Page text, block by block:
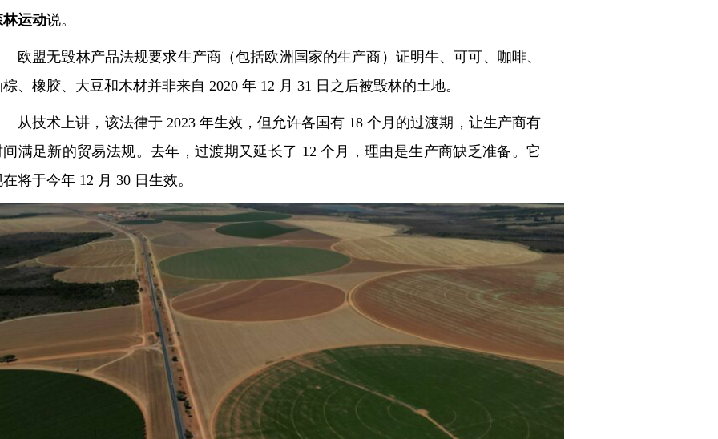
林运动说。
欧盟无毁林产品法规要求生产商（包括欧洲国家的生产商）证明牛、可可、咖啡、
棕、橡胶、大豆和木材并非来自 2020 年 12 月 31 日之后被毁林的土地。
从技术上讲，该法律于 2023 年生效，但允许各国有 18 个月的过渡期，让生产商有
间满足新的贸易法规。去年，过渡期又延长了 12 个月，理由是生产商缺乏准备。它
将于今年 12 月 30 日生效。